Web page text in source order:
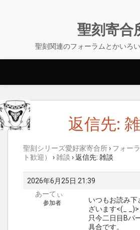
聖刻寄合
聖刻関連のフォーラムとかいろ
返信先:
聖刻シリーズ愛好家寄合所› フォー
ト歓迎）
›雑談 ›返信先: 雑談
2026年6月25日 21:39
あーてぃ
参加者
いつもお読み
ざいます<(_ _)>
只今二日目Bパ
具合です。